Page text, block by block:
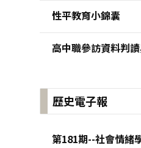
性平教育小錦囊
高中職參訪資料判
歷史電子報
第181期--社會情緒